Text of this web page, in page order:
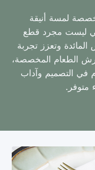
لمسة أنيقة
ليست مجرد قطع
وتعزز تجربة
الطعام المخصصة،
في التصميم وآداب
متوفر.